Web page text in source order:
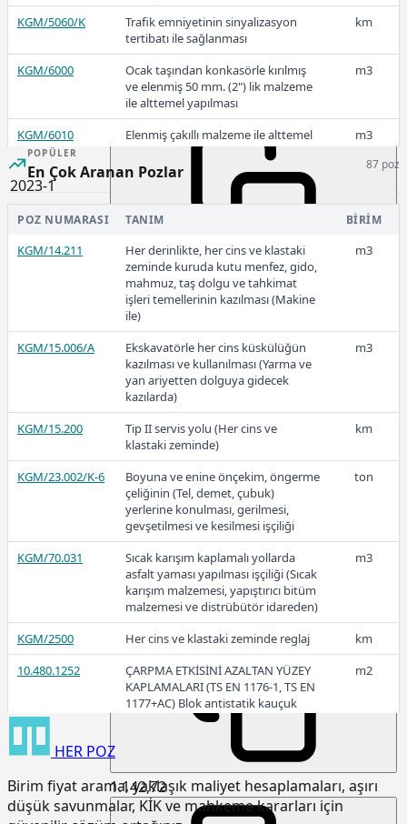
2023-2
2023-1
3.486,62
2022-3
2.381,83
1.892,93
1.802,03
1.142,72
KGM/5060/K
Trafik emniyetinin sinyalizasyon
tertibatı ile sağlanması
km
KGM/6000
Ocak taşından konkasörle kırılmış
ve elenmiş 50 mm. (2") lik malzeme
ile alttemel yapılması
m3
KGM/6010
Elenmiş çakıllı malzeme ile alttemel
m3
KGM/6020
Kırılmamış ve elenmemiş çakıllı
(Tüvenan) malzeme ile alttemel
yapılması
KGM/6030
Elenmemiş çakıllı malzemeden
konkasörle kırılmış ve elenmiş
malzeme ile alttemel yapılması
m3
POPÜLER
En Çok Aranan Pozlar 87 poz
POZ NUMARASI TANIM BIRIM
KGM/14.211
Her derinlikte, her cins ve klastaki
zeminde kuruda kutu menfez, gido,
mahmuz, taş dolgu ve tahkimat
işleri temellerinin kazılması (Makine
ile)
m3
KGM/15.006/A
Ekskavatörle her cins küskülüğün
kazılması ve kullanılması (Yarma ve
yan ariyetten dolguya gidecek
kazılarda)
m3
KGM/15.200
Tip II servis yolu (Her cins ve
klastaki zeminde)
km
KGM/23.002/K-6
Boyuna ve enine önçekim, öngerme
çeliğinin (Tel, demet, çubuk)
yerlerine konulması, gerilmesi,
gevşetilmesi ve kesilmesi işçiliği
ton
KGM/70.031
Sıcak karışım kaplamalı yollarda
asfalt yaması yapılması işçiliği (Sıcak
karışım malzemesi, yapıştırıcı bitüm
malzemesi ve distrübütör idareden)
m3
KGM/2500 Her cins ve klastaki zeminde reglaj
km
10.480.1252
ÇARPMA ETKİSİNİ AZALTAN YÜZEY
KAPLAMALARI (TS EN 1176-1, TS EN
1177+AC) Blok antistatik kauçuk
zemin kaplaması 3cm kalınlıkta
m2
15.120.1007
Makine ile patlayıcı madde
(Serbest kazı)
15.120.1101
Makine ile her derinlik ve her
HER POZ
Birim fiyat arama, yaklaşık maliyet hesaplamaları, aşırı
düşük savunmalar, KİK ve mahkeme kararları için